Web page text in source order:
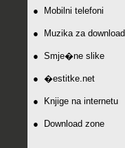
● Mobilni telefoni
● Muzika za download
● Smje�ne slike
● �estitke.net
● Knjige na internetu
● Download zone